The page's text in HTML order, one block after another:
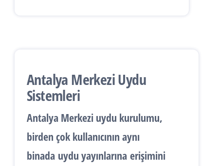
Antalya Merkezi Uydu
Sistemleri
Antalya Merkezi uydu kurulumu,
birden çok kullanıcının aynı
binada uydu yayınlarına erişimini